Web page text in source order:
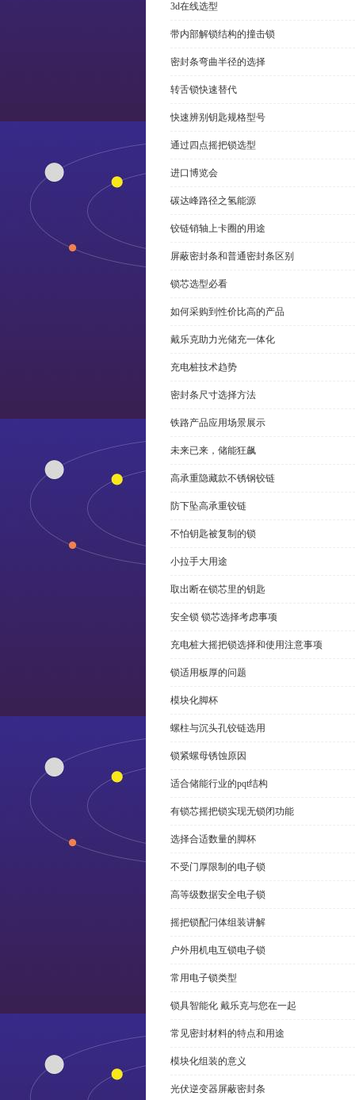
3d在线选型
带内部解锁结构的撞击锁
密封条弯曲半径的选择
转舌锁快速替代
快速辨别钥匙规格型号
通过四点摇把锁选型
进口博览会
碳达峰路径之氢能源
铰链销轴上卡圈的用途
屏蔽密封条和普通密封条区别
锁芯选型必看
如何采购到性价比高的产品
戴乐克助力光储充一体化
充电桩技术趋势
密封条尺寸选择方法
铁路产品应用场景展示
未来已来，储能狂飙
高承重隐藏款不锈钢铰链
防下坠高承重铰链
不怕钥匙被复制的锁
小拉手大用途
取出断在锁芯里的钥匙
安全锁 锁芯选择考虑事项
充电桩大摇把锁选择和使用注意事项
锁适用板厚的问题
模块化脚杯
螺柱与沉头孔铰链选用
锁紧螺母锈蚀原因
适合储能行业的pqt结构
有锁芯摇把锁实现无锁闭功能
选择合适数量的脚杯
不受门厚限制的电子锁
高等级数据安全电子锁
摇把锁配闩体组装讲解
户外用机电互锁电子锁
常用电子锁类型
锁具智能化 戴乐克与您在一起
常见密封材料的特点和用途
模块化组装的意义
光伏逆变器屏蔽密封条